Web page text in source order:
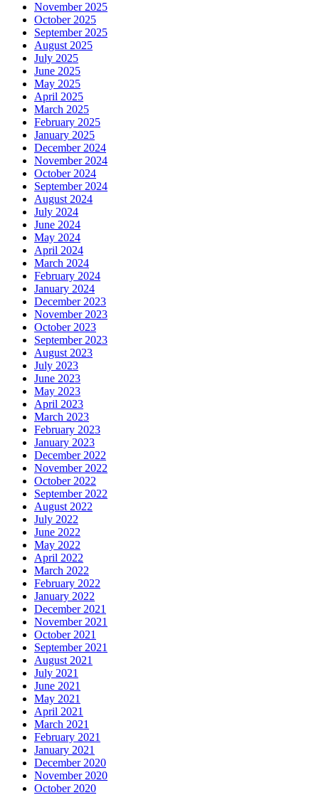
November 2025
October 2025
September 2025
August 2025
July 2025
June 2025
May 2025
April 2025
March 2025
February 2025
January 2025
December 2024
November 2024
October 2024
September 2024
August 2024
July 2024
June 2024
May 2024
April 2024
March 2024
February 2024
January 2024
December 2023
November 2023
October 2023
September 2023
August 2023
July 2023
June 2023
May 2023
April 2023
March 2023
February 2023
January 2023
December 2022
November 2022
October 2022
September 2022
August 2022
July 2022
June 2022
May 2022
April 2022
March 2022
February 2022
January 2022
December 2021
November 2021
October 2021
September 2021
August 2021
July 2021
June 2021
May 2021
April 2021
March 2021
February 2021
January 2021
December 2020
November 2020
October 2020